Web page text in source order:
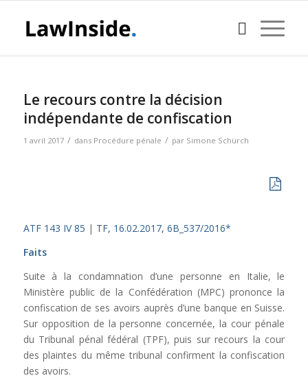
Le recours contre la décision
indépendante de confiscation
1 avril 2017 / dans Procédure pénale / par Simone Schürch
ATF 143 IV 85 | TF, 16.02.2017, 6B_537/2016*
Faits
Suite à la condamnation d’une personne en Italie, le
Ministère public de la Confédération (MPC) prononce la
confiscation de ses avoirs auprès d’une banque en Suisse.
Sur opposition de la personne concernée, la cour pénale
du Tribunal pénal fédéral (TPF), puis sur recours la cour
des plaintes du même tribunal confirment la confiscation
des avoirs.